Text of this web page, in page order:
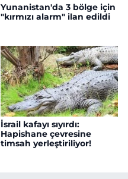
Yunanistan'da 3 bölge için
"kırmızı alarm" ilan edildi
İsrail kafayı sıyırdı:
Hapishane çevresine
timsah yerleştiriliyor!